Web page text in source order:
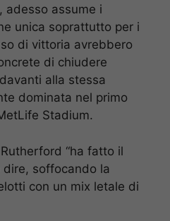
adesso assume i
unica soprattutto per i
di vittoria avrebbero
di chiudere
alla stessa
dominata nel primo
Stadium.
“ha fatto il
dire, soffocando la
con un mix letale di